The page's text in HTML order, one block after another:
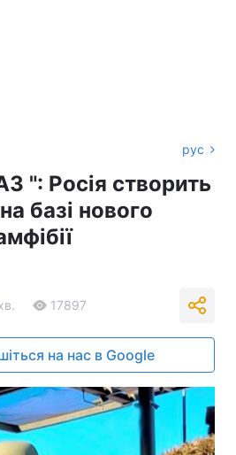
рус
"‎: Росія створить
базі нового
17897
на нас в Google